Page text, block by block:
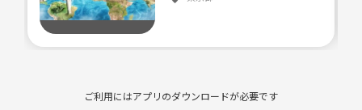
ご利用にはアプリのダウンロードが必要です